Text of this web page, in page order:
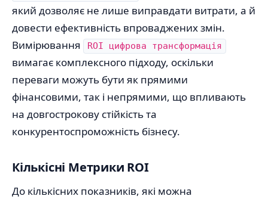
який дозволяє не лише виправдати витрати, а й
довести ефективність впроваджених змін.
Вимірювання
ROI цифрова трансформація
вимагає комплексного підходу, оскільки
переваги можуть бути як прямими
фінансовими, так і непрямими, що впливають
на довгострокову стійкість та
конкурентоспроможність бізнесу.
Кількісні Метрики ROI
До кількісних показників, які можна